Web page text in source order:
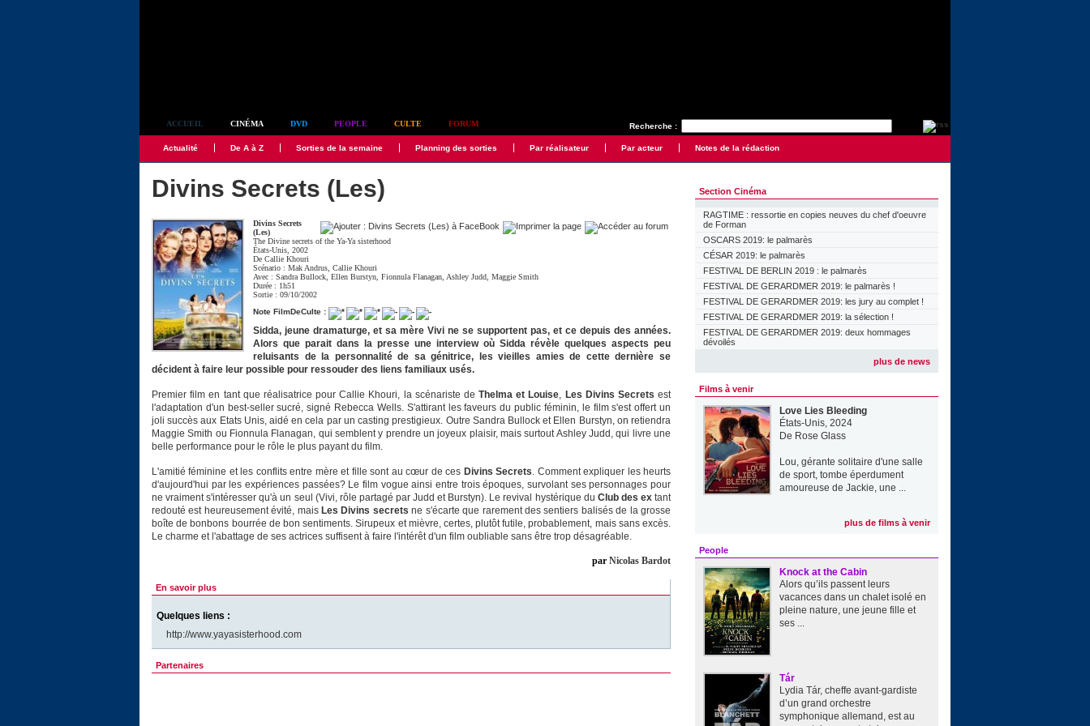
Recherche :
ACCUEIL CINÉMA DVD PEOPLE CULTE FORUM
Actualité De A à Z Sorties de la semaine Planning des sorties Par réalisateur Par acteur Notes de la rédaction
Divins Secrets (Les)
Divins Secrets
(Les)
The Divine secrets of the Ya-Ya sisterhood
États-Unis, 2002
DeCallie Khouri
Scénario :Mak Andrus ,Callie Khouri
Avec :Sandra Bullock ,Ellen Burstyn ,Fionnula Flanagan Ashley Judd ,Maggie Smith
Durée : 1h51
Sortie : 09/10/2002
Note FilmDeCulte :
Sidda, jeune dramaturge, et sa mère Vivi ne se supportent pas, et ce depuis des années.
Alors que parait dans la presse une interview où Sidda révèle quelques aspects peu
reluisants de la personnalité de sa génitrice, les vieilles amies de cette dernière se
décident à faire leur possible pour ressouder des liens familiaux usés.
Premier film en tant que réalisatrice pour Callie Khouri, la scénariste de Thelma et Louise, Les Divins Secrets est
l'adaptation d'un best-seller sucré, signé Rebecca Wells. S'attirant les faveurs du public féminin, le film s'est offert un
joli succès aux Etats Unis, aidé en cela par un casting prestigieux. Outre Sandra Bullock et Ellen Burstyn, on retiendra
Maggie Smith ou Fionnula Flanagan, qui semblent y prendre un joyeux plaisir, mais surtout Ashley Judd, qui livre une
belle performance pour le rôle le plus payant du film.
L'amitié féminine et les conflits entre mère et fille sont au cœur de ces Divins Secrets. Comment expliquer les heurts
d'aujourd'hui par les expériences passées? Le film vogue ainsi entre trois époques, survolant ses personnages pour
ne vraiment s'intéresser qu'à un seul (Vivi, rôle partagé par Judd et Burstyn). Le revival hystérique du Club des extant
redouté est heureusement évité, mais Les Divins secrets ne s'écarte que rarement des sentiers balisés de la grosse
boîte de bonbons bourrée de bon sentiments. Sirupeux et mièvre, certes, plutôt futile, probablement, mais sans excès.
Le charme et l'abattage de ses actrices suffisent à faire l'intérêt d'un film oubliable sans être trop désagréable.
par Nicolas Bardot
En savoir plus
Quelques liens :
http://www.yayasisterhood.com
Partenaires
Section Cinéma
RAGTIME : ressortie en copies neuves du chef d'oeuvre
de Forman
OSCARS 2019: le palmarès
CÉSAR 2019: le palmarès
FESTIVAL DE BERLIN 2019 : le palmarès
FESTIVAL DE GERARDMER 2019: le palmarès !
FESTIVAL DE GERARDMER 2019: les jury au complet !
FESTIVAL DE GERARDMER 2019: la sélection !
FESTIVAL DE GERARDMER 2019: deux hommages
dévoilés
plus de news
Films à venir
Love Lies Bleeding
États-Unis, 2024
De Rose Glass
Lou, gérante solitaire d'une salle
de sport, tombe éperdument
amoureuse de Jackie, une ...
plus de films à venir
People
Knock at the Cabin
Alors qu’ils passent leurs
vacances dans un chalet isolé en
pleine nature, une jeune fille et
ses ...
Tár
Lydia Tár, cheffe avant-gardiste
d’un grand orchestre
symphonique allemand, est au